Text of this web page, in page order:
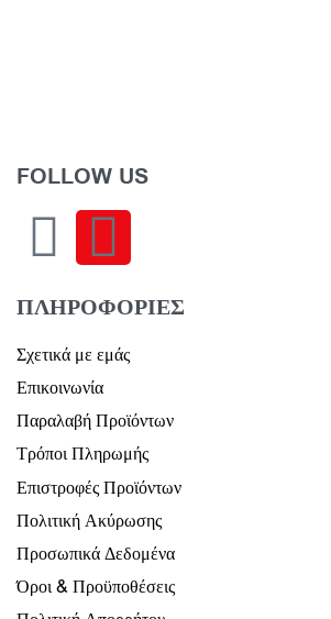
Διαβάστε περισσότερα
FOLLOW US
ΠΛΗΡΟΦΟΡΙΕΣ
Σχετικά με εμάς
Επικοινωνία
Παραλαβή Προϊόντων
Τρόποι Πληρωμής
Επιστροφές Προϊόντων
Πολιτική Ακύρωσης
Προσωπικά Δεδομένα
Όροι & Προϋποθέσεις